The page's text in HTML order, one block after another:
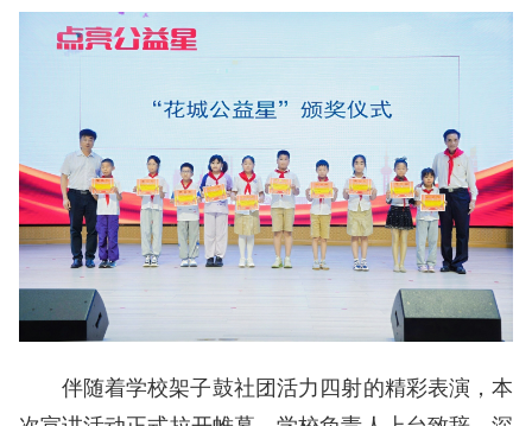
伴随着学校架子鼓社团活力四射的精彩表演，本